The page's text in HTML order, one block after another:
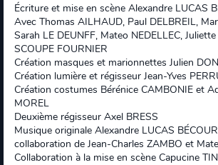
Écriture et mise en scène Alexandre LUCAS
Avec Thomas AILHAUD, Paul DELBREIL,
Sarah LE DEUNFF, Mateo NEDELLEC,
SCOUPE FOURNIER
Création masques et marionnettes Julien
Création lumière et régisseur Jean-Yves
Création costumes Bérénice CAMBONIE et
MOREL
Deuxième régisseur Axel BRESS
Musique originale Alexandre LUCAS
collaboration de Jean-Charles ZAMBO et
Collaboration à la mise en scène Capucine